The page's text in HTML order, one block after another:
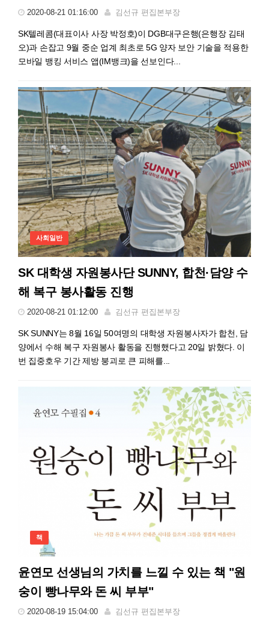
2020-08-21 01:16:00 김선규 편집본부장
SK텔레콤(대표이사 사장 박정호)이 DGB대구은행(은행장 김태
오)과 손잡고 9월 중순 업계 최초로 5G 양자 보안 기술을 적용한
모바일 뱅킹 서비스 앱(IM뱅크)을 선보인다...
사회일반
SK 대학생 자원봉사단 SUNNY, 합천·담양 수
해 복구 봉사활동 진행
2020-08-21 01:12:00 김선규 편집본부장
SK SUNNY는 8월 16일 50여명의 대학생 자원봉사자가 합천, 담
양에서 수해 복구 자원봉사 활동을 진행했다고 20일 밝혔다. 이
번 집중호우 기간 제방 붕괴로 큰 피해를...
책
윤연모 선생님의 가치를 느낄 수 있는 책 "원
숭이 빵나무와 돈 씨 부부"
2020-08-19 15:04:00 김선규 편집본부장